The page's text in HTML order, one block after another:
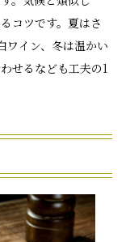
コツです。夏はさ
ワイン、冬は温かい
せるなども工夫の1